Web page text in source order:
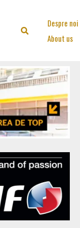
Search
Despre noi
About us